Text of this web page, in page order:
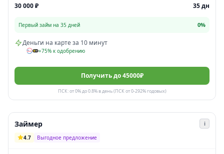
30 000 ₽ 35 дн
Первый займ на 35 дней 0%
Деньги на карте за 10 минут
+75% к одобрению
Получить до 45000₽
ПСК: от 0% до 0.8% в день (ПСК от 0-292% годовых)
Займер
i
4.7
Выгодное предложение